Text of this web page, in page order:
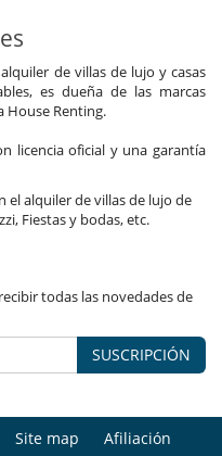
de villas de lujo y casas
es dueña de las marcas
House Renting.
licencia oficial y una garantía
el alquiler de villas de lujo de
Fiestas y bodas, etc.
todas las novedades de
SUSCRIPCIÓN
Site map
Afiliación